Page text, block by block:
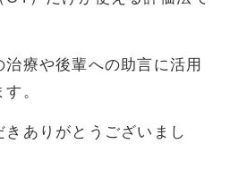
療や後輩への助言に活用
す。
ありがとうございまし